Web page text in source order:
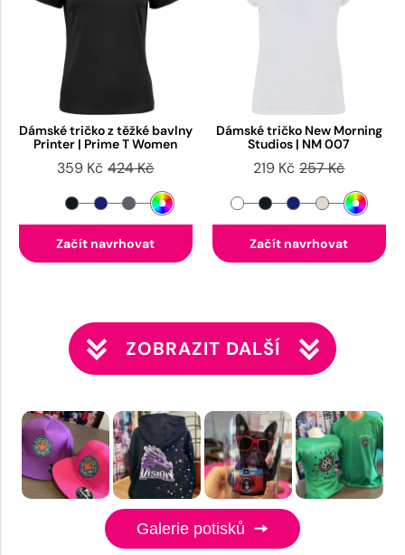
Dámské tričko z těžké bavlny
Printer | Prime T Women
359 Kč 424 Kč
Začít navrhovat
Dámské tričko New Morning
Studios | NM 007
219 Kč 257 Kč
Začít navrhovat
ZOBRAZIT DALŠÍ
Galerie potisků